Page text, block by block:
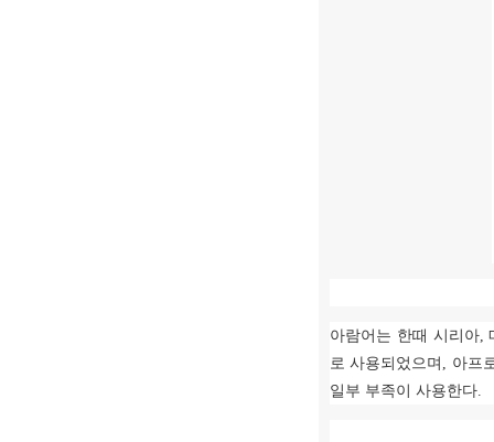
아람어는 한때 시리아,
로 사용되었으며 , 아프
일부 부족이 사용한다.